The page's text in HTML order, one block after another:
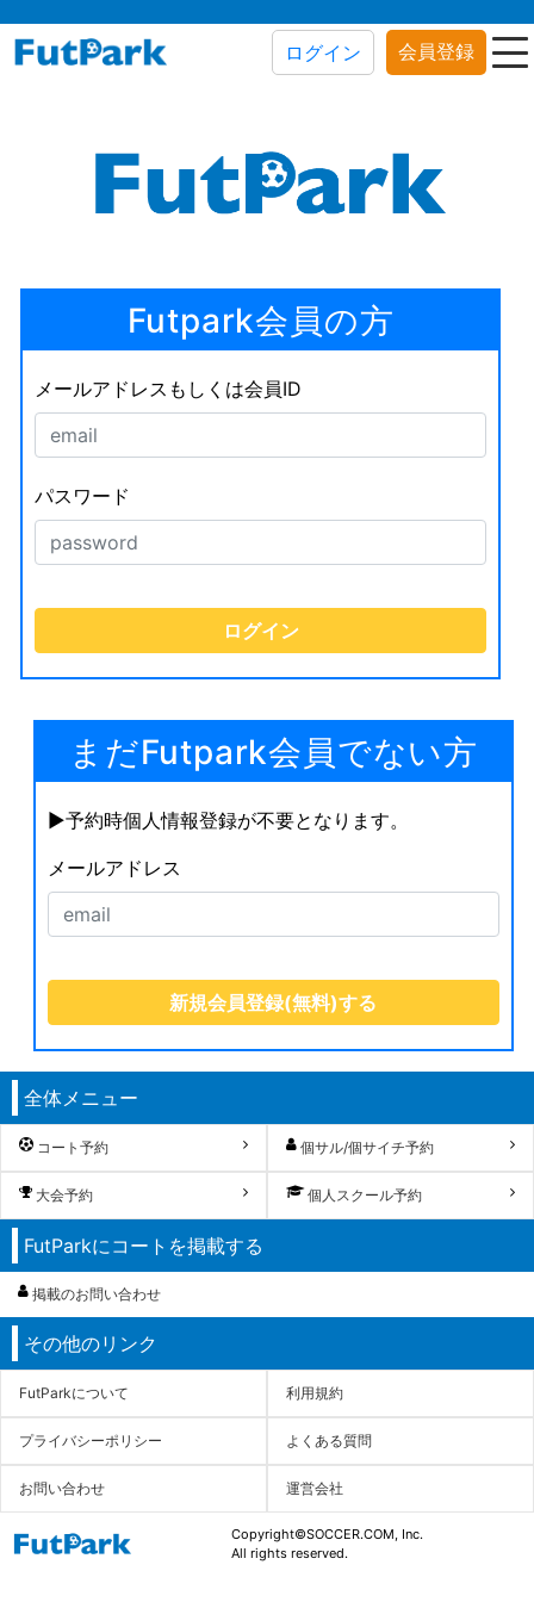
ログイン 会員登録
Futpark会員の方
メールアドレスもしくは会員ID
パスワード
まだFutpark会員でない方
▶︎予約時個人情報登録が不要となります。
メールアドレス
全体メニュー
コート予約 個サル/個サイチ予約
大会予約 個人スクール予約
FutParkにコートを掲載する
掲載のお問い合わせ
その他のリンク
FutParkについて 利用規約
プライバシーポリシー よくある質問
お問い合わせ 運営会社
Copyright©SOCCER.COM, Inc.
All rights reserved.